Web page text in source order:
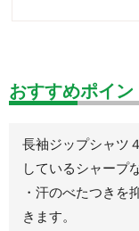
おすすめポイン
長袖ジップシャツ
しているシャープ
・汗のべたつきを
きます。